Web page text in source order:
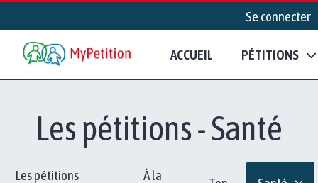
Se connecter
ACCUEIL PÉTITIONS
Les pétitions - Santé
Les pétitions
À la